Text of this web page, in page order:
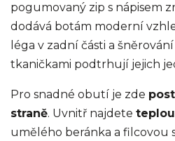
pogumovaný zip s nápisem
dodává botám moderní
léga v zadní části a
tkaničkami podtrhují jejich
Pro snadné obutí je zde
straně. Uvnitř najdete
umělého beránka a filcovou